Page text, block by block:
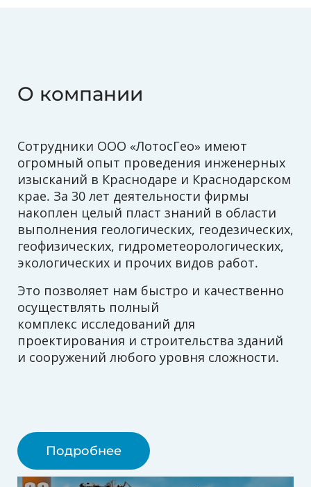
О компании
Сотрудники ООО «ЛотосГео» имеют
огромный опыт проведения инженерных
изысканий в Краснодаре и Краснодарском
крае. За 30 лет деятельности фирмы
накоплен целый пласт знаний в области
выполнения геологических, геодезических,
геофизических, гидрометеорологических,
экологических и прочих видов работ.
Это позволяет нам быстро и качественно
осуществлять полный
комплекс исследований для
проектирования и строительства зданий
и сооружений любого уровня сложности.
Подробнее